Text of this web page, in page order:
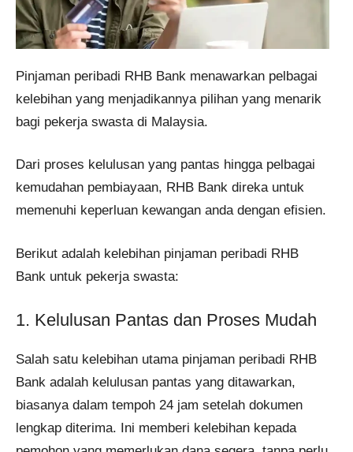
Pinjaman peribadi RHB Bank menawarkan pelbagai
kelebihan yang menjadikannya pilihan yang menarik
bagi pekerja swasta di Malaysia.
Dari proses kelulusan yang pantas hingga pelbagai
kemudahan pembiayaan, RHB Bank direka untuk
memenuhi keperluan kewangan anda dengan efisien.
Berikut adalah kelebihan pinjaman peribadi RHB
Bank untuk pekerja swasta:
1. Kelulusan Pantas dan Proses Mudah
Salah satu kelebihan utama pinjaman peribadi RHB
Bank adalah kelulusan pantas yang ditawarkan,
biasanya dalam tempoh 24 jam setelah dokumen
lengkap diterima. Ini memberi kelebihan kepada